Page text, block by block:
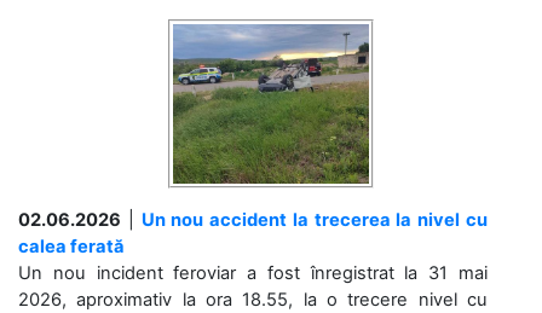
02.06.2026
Un nou accident la trecerea la nivel cu
calea ferată
Un nou incident feroviar a fost înregistrat la 31 mai
2026, aproximativ la ora 18.55, la o trecere nivel cu